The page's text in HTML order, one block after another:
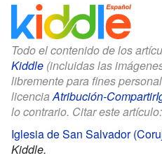
Todo el contenido de los
Kiddle (incluidas las
libremente para fines
licenciaAtribución-
lo contrario. Citar este artículo:
Iglesia de San Salvador
Kiddle.